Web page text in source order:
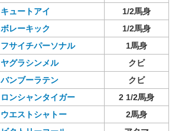
キュートアイ
1/2馬身
ボレーキック
1/2馬身
フサイチパーソナル
1馬身
ヤグラシンメル
クビ
バンブーラテン
クビ
ロンシャンタイガー
2 1/2馬身
ウエストシャトー
2馬身